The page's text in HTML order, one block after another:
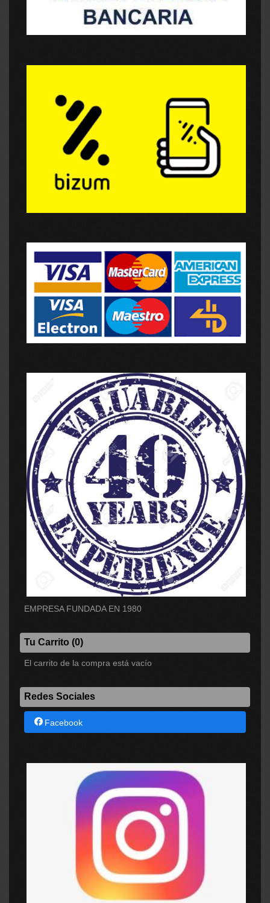
EMPRESA FUNDADA EN 1980
Tu Carrito (0)
El carrito de la compra está vacío
Redes Sociales
Facebook